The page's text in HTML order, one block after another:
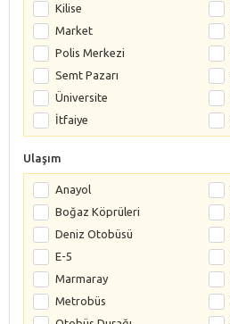
Kilise
Market
Polis Merkezi
Semt Pazarı
Üniversite
İtfaiye
Ulaşım
Anayol
Boğaz Köprüleri
Deniz Otobüsü
E-5
Marmaray
Metrobüs